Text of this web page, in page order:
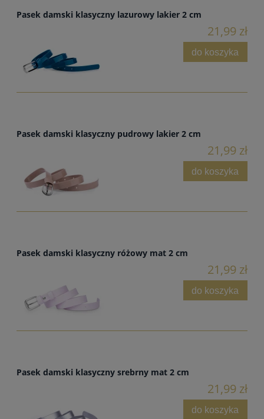
Pasek damski klasyczny lazurowy lakier 2 cm
21,99 zł
do koszyka
Pasek damski klasyczny pudrowy lakier 2 cm
21,99 zł
do koszyka
Pasek damski klasyczny różowy mat 2 cm
21,99 zł
do koszyka
Pasek damski klasyczny srebrny mat 2 cm
21,99 zł
do koszyka